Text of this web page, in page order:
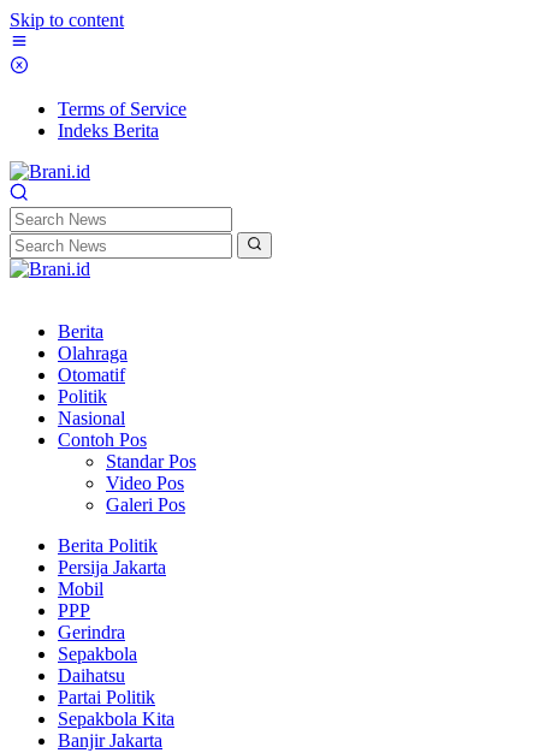
Skip to content
Terms of Service
Indeks Berita
Berita
Olahraga
Otomatif
Politik
Nasional
Contoh Pos
Standar Pos
Video Pos
Galeri Pos
Berita Politik
Persija Jakarta
Mobil
PPP
Gerindra
Sepakbola
Daihatsu
Partai Politik
Sepakbola Kita
Banjir Jakarta